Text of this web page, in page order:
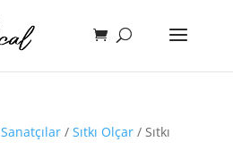
Sanatçılar/ Sıtkı Olçar/ Sıtkı